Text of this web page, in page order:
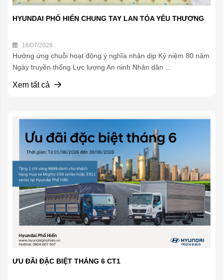
HYUNDAI PHỐ HIẾN CHUNG TAY LAN TỎA YÊU THƯƠNG
16/07/2026
Hưởng ứng chuỗi hoạt động ý nghĩa nhân dịp Kỷ niệm 80 năm
Ngày truyền thống Lực lượng An ninh Nhân dân ...
Xem tất cả
ƯU ĐÃI ĐẶC BIỆT THÁNG 6 CT1